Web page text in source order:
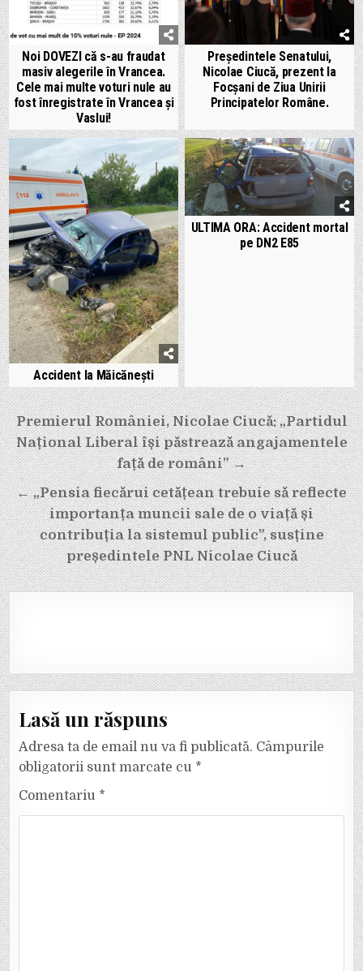
Noi DOVEZI că s-au fraudat
masiv alegerile în Vrancea.
Cele mai multe voturi nule au
fost înregistrate în Vrancea și
Vaslui!
Președintele Senatului,
Nicolae Ciucă, prezent la
Focșani de Ziua Unirii
Principatelor Române.
Accident la Măicănești
ULTIMA ORA: Accident mortal
pe DN2 E85
Navigare
în
articole
Premierul României, Nicolae Ciucă: „Partidul
Național Liberal își păstrează angajamentele
față de români” →
← „Pensia fiecărui cetățean trebuie să reflecte
importanța muncii sale de o viață și
contribuția la sistemul public”, susține
președintele PNL Nicolae Ciucă
Lasă un răspuns
Adresa ta de email nu va fi publicată. Câmpurile
obligatorii sunt marcate cu *
Comentariu *